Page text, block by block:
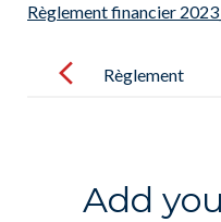
Règlement financier
navigation Règlement
Add